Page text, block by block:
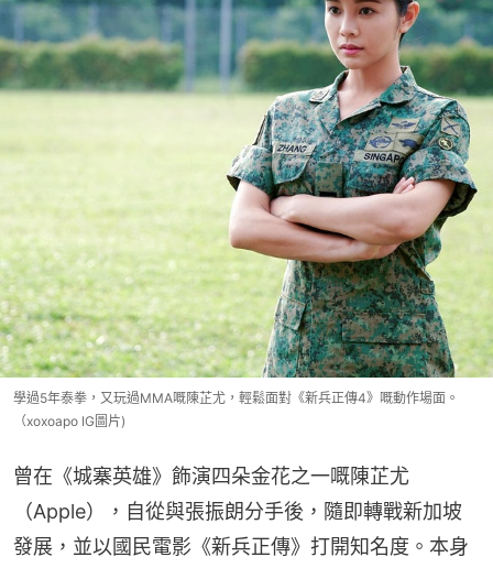
學過5年泰拳，又玩過MMA嘅陳芷尤，輕鬆面對《新兵正傳4》嘅動作場面。
（xoxoapo IG圖片)
曾在《城寨英雄》飾演四朵金花之一嘅陳芷尤
（Apple），自從與張振朗分手後，隨即轉戰新加坡
發展，並以國民電影《新兵正傳》打開知名度。本身